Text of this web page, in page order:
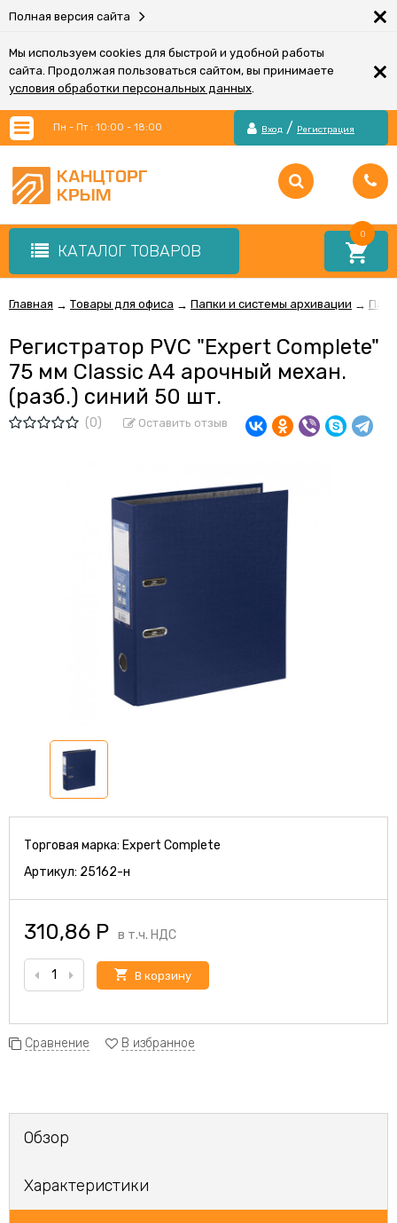
Полная версия сайта ×
Мы используем cookies для быстрой и удобной работы
сайта. Продолжая пользоваться сайтом, вы принимаете
условия обработки персональных данных.
×
Пн - Пт : 10:00 - 18:00 Вход / Регистрация
КАТАЛОГ ТОВАРОВ
0
Главная → Товары для офиса → Папки и системы архивации →
Регистратор PVC "Expert Complete"
75 мм Classic A4 арочный механ.
(разб.) синий 50 шт.
(0) Оставить отзыв
Торговая марка: Expert Complete
Артикул: 25162-н
310,86 Р в т.ч. НДС
В корзину
Сравнение В избранное
Обзор
Характеристики